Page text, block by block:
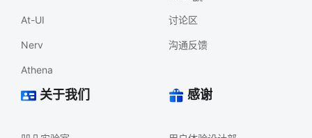
At-UI
Nerv
Athena
讨论区
沟通反馈
关于我们 感谢